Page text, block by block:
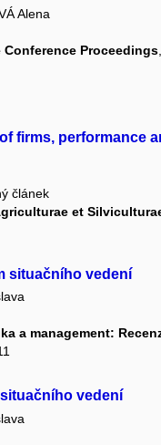
Alena
Conference Proceedings
firms, performance
článek
et
situačního vedení
a management:
vedení